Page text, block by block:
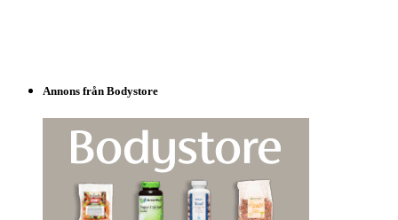
Annons från Bodystore